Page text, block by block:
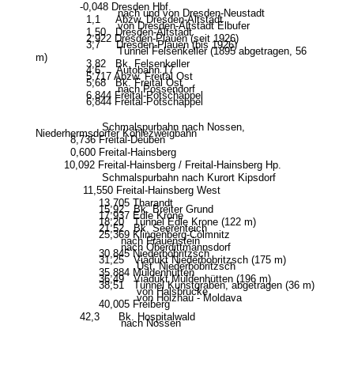
-0,048 Dresden Hbf.
nach und von Dresden-Neustadt
1,1 Abzw. Dresden-Altstadt
von Dresden-Altstadt Elbufer
1,50 Dresden-Altstadt
2,922 Dresden-Plauen (seit 1926)
3,7 Dresden-Plauen (bis 1926)
Tunnel Felsenkeller (1895 abgetragen, 56
m)
3,82 Bk. Felsenkeller
4,6 Autobahn 17
5,717 Abzw. Freital Ost
5,68 Bk. Freital Ost
nach Possendorf
6,844 Freital-Potschappel
6,844 Freital-Potschappel
Schmalspurbahn nach Nossen,
Niederhermsdorfer Kohlezweigbahn
8,736 Freital-Deuben
0,600 Freital-Hainsberg
10,092 Freital-Hainsberg / Freital-Hainsberg Hp.
Schmalspurbahn nach Kurort Kipsdorf
11,550 Freital-Hainsberg West
13,705 Tharandt
15,92 Bk. Breiter Grund
17,937 Edle Krone
18,20 Tunnel Edle Krone (122 m)
21,52 Bk. Seerenteich
25,369 Klingenberg-Colmnitz
nach Frauenstein
nach Oberdittmannsdorf
30,845 Niederbobritzsch
31,25 Viadukt Niederbobritzsch (175 m)
Üst. Niederbobritzsch
35,884 Muldenhütten
36,49 Viadukt Muldenhütten (196 m)
38,51 Tunnel Kunstgraben, abgetragen (36 m)
von Halsbrücke
von Holzhau - Moldava
40,005 Freiberg
42,3 Bk. Hospitalwald
nach Nossen